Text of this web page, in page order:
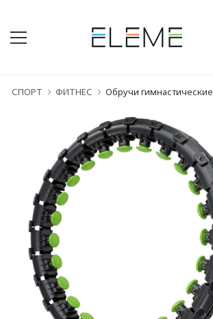
СПОРТ ФИТНЕС Обручи гимнастические